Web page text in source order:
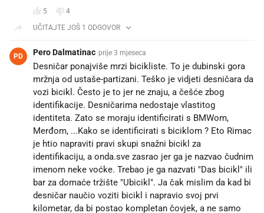
5
4
UČITAJTE JOŠ 1 ODGOVOR
PD Pero Dalmatinac prije 3 mjeseca
Desničar ponajviše mrzi bicikliste. To je dubinski gora
mržnja od ustaše-partizani. Teško je vidjeti desničara da
vozi bicikl. Često je to jer ne znaju, a češće zbog
identifikacije. Desničarima nedostaje vlastitog
identiteta. Zato se moraju identificirati s BMWom,
Merđom, ...Kako se identificirati s biciklom ? Eto Rimac
je htio napraviti pravi skupi snažni bicikl za
identifikaciju, a onda.sve zasrao jer ga je nazvao čudnim
imenom neke voćke. Trebao je ga nazvati "Das bicikl" ili
bar za domaće tržište "Ubicikl". Ja čak mislim da kad bi
desničar naučio voziti bicikl i napravio svoj prvi
kilometar, da bi postao kompletan čovjek, a ne samo